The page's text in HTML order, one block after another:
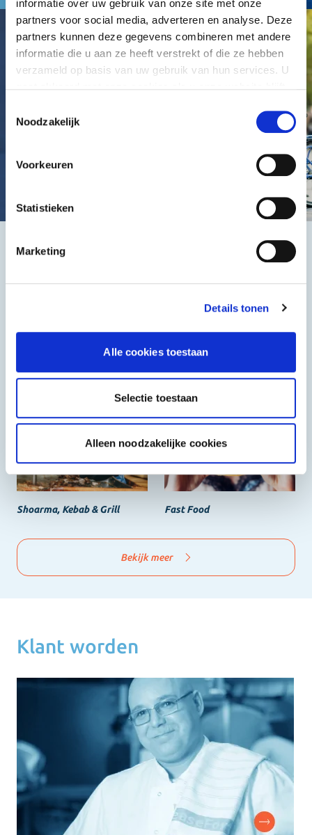
informatie over uw gebruik van onze site met onze
partners voor social media, adverteren en analyse. Deze
partners kunnen deze gegevens combineren met andere
informatie die u aan ze heeft verstrekt of die ze hebben
verzameld op basis van uw gebruik van hun services. U
Noodzakelijk
Voorkeuren
Statistieken
Marketing
Details tonen
Alle cookies toestaan
Selectie toestaan
Alleen noodzakelijke cookies
Het beste, de goedkoopste
Shoarma, Kebab & Grill Fast Food
Bekijk meer
Klant worden